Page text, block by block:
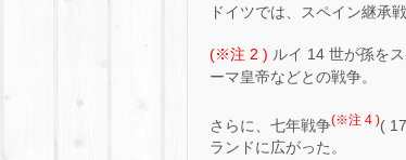
ドイツでは、スペイン継承
(※注 2 ) ルイ 14 世が孫を
ーマ皇帝などとの戦争。
さらに、七年戦争(※注 4 )(
ランドに広がった。